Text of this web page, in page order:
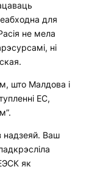
для
не мела
ні
што Малдова і
ЕС,
надзеяй. Ваш
як